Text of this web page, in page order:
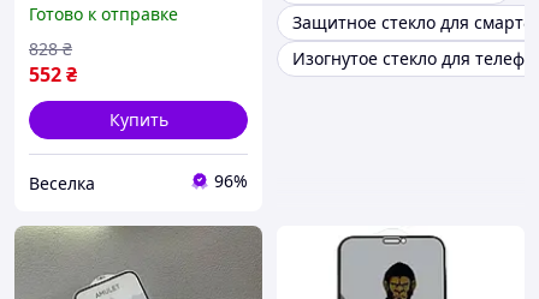
экрана от царапин и
ударов FLAME
Готово к отправке
552₴
828 ₴
Купить
Веселка 96%
Защитное стекло для
Изогнутое стекло для